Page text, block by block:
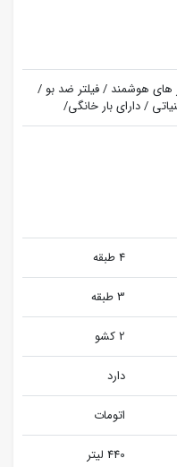
هوشمند / فیلتر ضد بو /
/ دارای بار خانگی/
4 طبقه
3 طبقه
2 کشو
دارد
اتومات
440 لیتر